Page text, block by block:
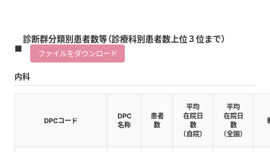
診断群分類別患者数等（診療科別患者数上位３位まで）
ファイルをダウンロード
内科
DPCコード
DPC
名称
患者
数
平均
在院日
数
（自院）
平均
在院日
数
（全国）